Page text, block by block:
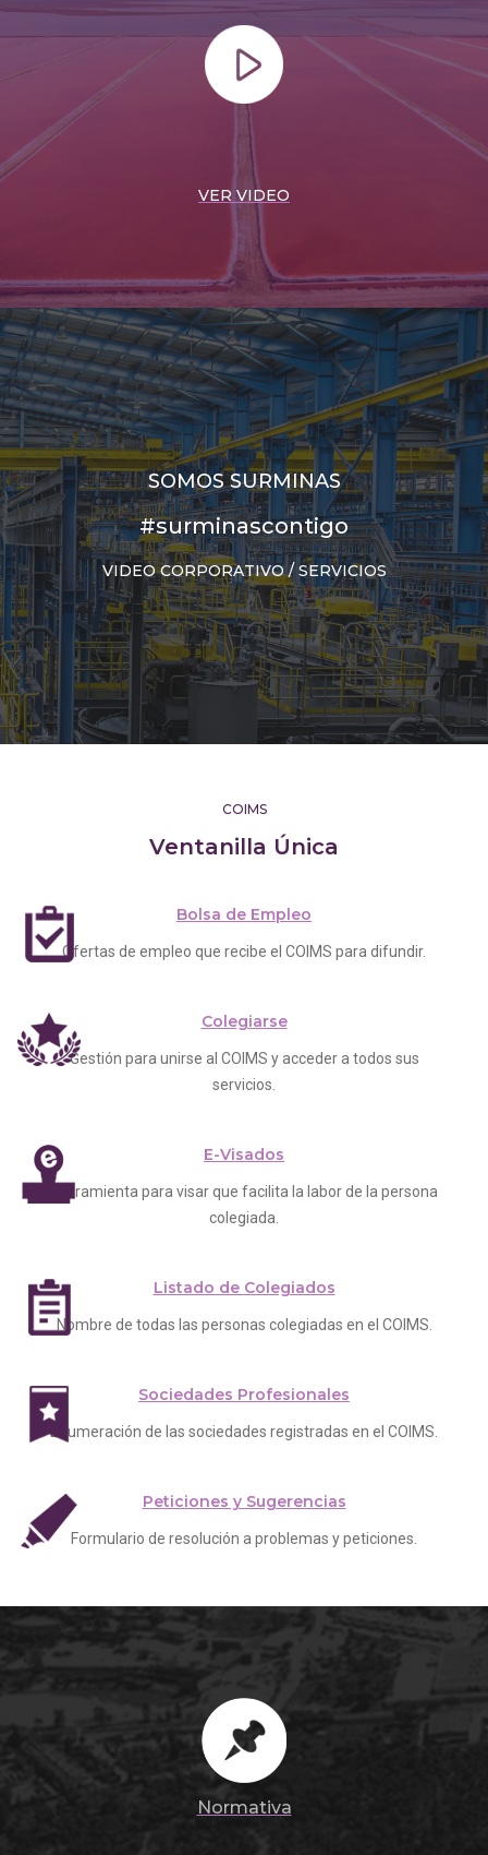
VER VIDEO
SOMOS SURMINAS
#surminascontigo
VIDEO CORPORATIVO / SERVICIOS
COIMS
Ventanilla Única
Bolsa de Empleo
Ofertas de empleo que recibe el COIMS para difundir.
Colegiarse
Gestión para unirse al COIMS y acceder a todos sus
servicios.
E-Visados
Herramienta para visar que facilita la labor de la persona
colegiada.
Listado de Colegiados
Nombre de todas las personas colegiadas en el COIMS.
Sociedades Profesionales
Enumeración de las sociedades registradas en el COIMS.
Peticiones y Sugerencias
Formulario de resolución a problemas y peticiones.
Normativa